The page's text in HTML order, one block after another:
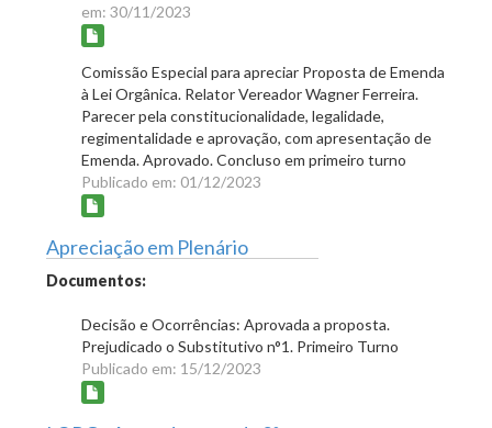
em: 30/11/2023
Comissão Especial para apreciar Proposta de Emenda
à Lei Orgânica. Relator Vereador Wagner Ferreira.
Parecer pela constitucionalidade, legalidade,
regimentalidade e aprovação, com apresentação de
Emenda. Aprovado. Concluso em primeiro turno
Publicado em: 01/12/2023
Apreciação em Plenário
Documentos:
Decisão e Ocorrências: Aprovada a proposta.
Prejudicado o Substitutivo n°1. Primeiro Turno
Publicado em: 15/12/2023